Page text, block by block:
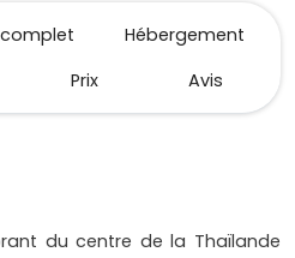
Hébergement
Prix Avis
du centre de la Thaïlande